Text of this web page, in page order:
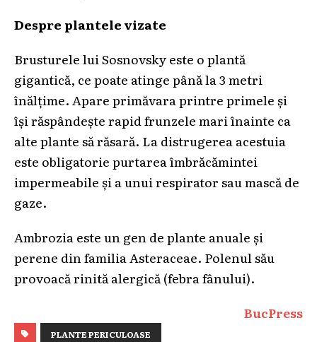
Despre plantele vizate
Brusturele lui Sosnovsky este o plantă
gigantică, ce poate atinge până la 3 metri
înălțime. Apare primăvara printre primele și
își răspândește rapid frunzele mari înainte ca
alte plante să răsară. La distrugerea acestuia
este obligatorie purtarea îmbrăcămintei
impermeabile și a unui respirator sau mască de
gaze.
Ambrozia este un gen de plante anuale și
perene din familia Asteraceae. Polenul său
provoacă rinită alergică (febra fânului).
BucPress
PLANTE PERICULOASE